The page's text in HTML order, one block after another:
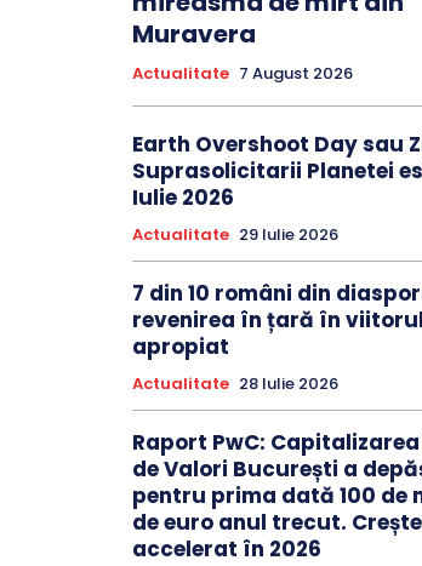
Muravera
Actualitate 7 August 2026
Earth Overshoot Day sau
Suprasolicitarii Planetei
Iulie 2026
Actualitate 29 Iulie 2026
7 din 10 români din
revenirea în țară în viitorul
apropiat
Actualitate 28 Iulie 2026
Raport PwC:
de Valori București a
pentru prima dată 100 de
de euro anul trecut.
accelerat în 2026